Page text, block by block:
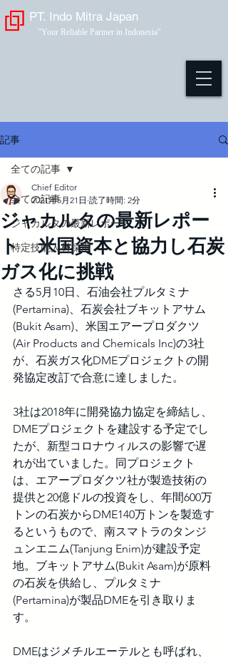
PT. Indo Mitra Japan
"Your Reliable Partner in Indonesia"
記事
全ての記事
ジャカルタの最新レポート
特定技能人材採用
全ての記事
ジャカルタの最新レポー
ト 米国資本と協力し石炭
ガス化に挑戦
Chief Editor
2021年5月21日 読了時間: 2分
さる5月10日、石油会社プルタミナ
(Pertamina)、石炭会社ブキットアサム
(Bukit Asam)、米国エアープロダクツ
(Air Products and Chemicals Inc)の3社
が、石炭ガス化DMEプロジェクトの開
発協定改訂で合意に達しました。
3社は2018年に開発協力協定を締結し、
DMEプロジェクトを建設する予定でし
たが、新型コロナウィルスの影響で遅
れが出ていました。同プロジェクト
は、エアープロダクツ社が製造技術の
提供と20億ドルの投資をし、年間600万
トンの石炭からDME140万トンを製造す
るというもので、南スマトラのタンジ
ュンエニム(Tanjung Enim)が建設予定
地。ブキットアサム(Bukit Asam)が原料
の石炭を供給し、プルタミナ
(Pertamina)が製品DMEを引き取りま
す。
DMEはジメチルエーテルとも呼ばれ、